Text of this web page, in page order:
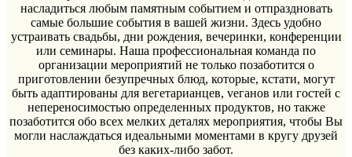
насладиться любым памятным событием и отпраздновать
самые большие события в вашей жизни. Здесь удобно
устраивать свадьбы, дни рождения, вечеринки, конференции
или семинары. Наша профессиональная команда по
организации мероприятий не только позаботится о
приготовлении безупречных блюд, которые, кстати, могут
быть адаптированы для вегетарианцев, vеганов или гостей с
непереносимостью определенных продуктов, но также
позаботится обо всех мелких деталях мероприятия, чтобы Вы
могли наслаждаться идеальными моментами в кругу друзей
без каких-либо забот.